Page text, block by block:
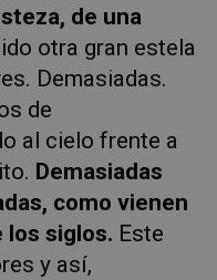
de una
otra gran estela
Demasiadas.
de
al cielo frente a
Demasiadas
como vienen
los siglos. Este
y así,